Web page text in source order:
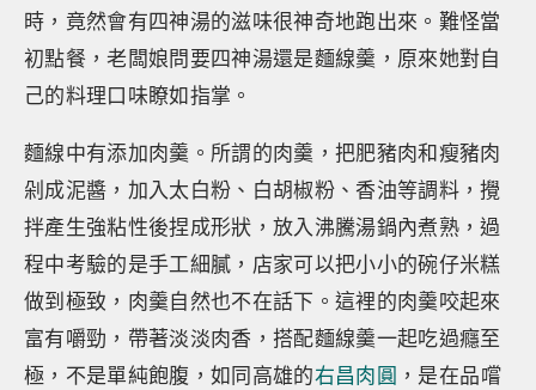
時，竟然會有四神湯的滋味很神奇地跑出來。難怪當
初點餐，老闆娘問要四神湯還是麵線羹，原來她對自
己的料理口味瞭如指掌。
麵線中有添加肉羹。所謂的肉羹，把肥豬肉和瘦豬肉
剁成泥醬，加入太白粉、白胡椒粉、香油等調料，攪
拌產生強粘性後捏成形狀，放入沸騰湯鍋內煮熟，過
程中考驗的是手工細膩，店家可以把小小的碗仔米糕
做到極致，肉羹自然也不在話下。這裡的肉羹咬起來
富有嚼勁，帶著淡淡肉香，搭配麵線羹一起吃過癮至
極，不是單純飽腹，如同高雄的右昌肉圓 ，是在品嚐